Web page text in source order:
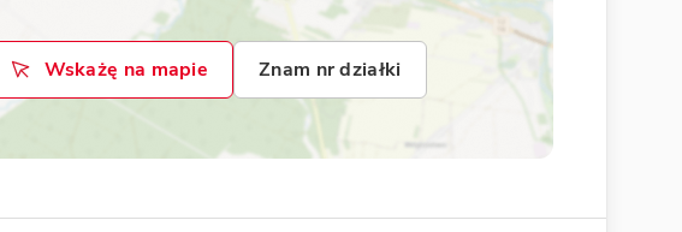
Wskażę na mapie Znam nr działki